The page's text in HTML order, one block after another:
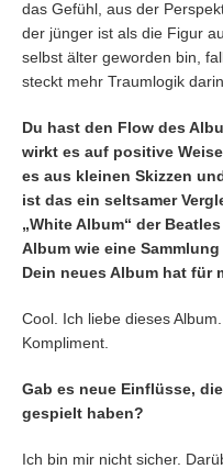
das Gefühl, aus der
der jünger ist als die Figur
selbst älter geworden bin,
steckt mehr Traumlogik darin.
Du hast den Flow des
wirkt es auf positive
es aus kleinen Skizzen
ist das ein seltsamer
„White Album“ der
Album wie eine
Dein neues Album hat für
Cool. Ich liebe dieses
Kompliment.
Gab es neue Einflüsse,
gespielt haben?
Ich bin mir nicht sicher.